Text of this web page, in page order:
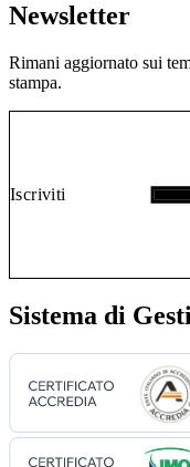
Newsletter
Rimani aggiornato sui
stampa.
Iscriviti
Sistema di